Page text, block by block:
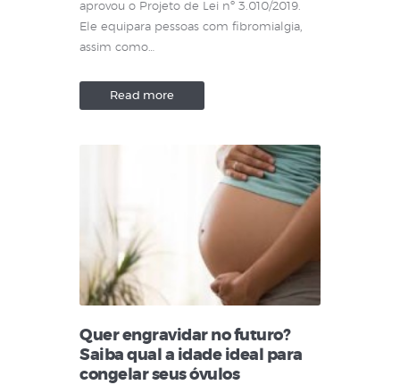
aprovou o Projeto de Lei nº 3.010/2019.
Ele equipara pessoas com fibromialgia,
assim como…
Read more
Quer engravidar no futuro?
Saiba qual a idade ideal para
congelar seus óvulos